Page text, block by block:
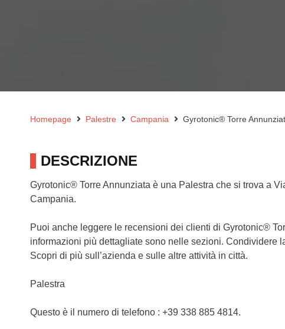
Homepage Palestre Campania Gyrotonic® Torre
DESCRIZIONE
Gyrotonic® Torre Annunziata è una Palestra che si trova a
Campania.
Puoi anche leggere le recensioni dei clienti di Gyrotonic®
informazioni più dettagliate sono nelle sezioni. Condividere
Scopri di più sull’azienda e sulle altre attività in città.
Palestra
Questo è il numero di telefono : +39 338 885 4814.